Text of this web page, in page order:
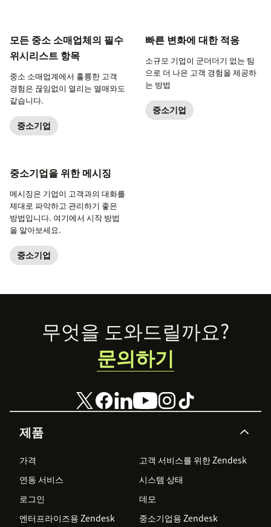
모든 중소 소매업체의 필수
위시리스트 항목
중소 소매업계에서 훌륭한 고객
경험은 끊임없이 열리는 열매와도
같습니다.
중소기업
빠른 변화에 대한 적응
소규모 기업이 군더더기 없는 팀
으로 더 나은 고객 경험을 제공하
는 방법
중소기업
중소기업을 위한 메시징
메시징은 기업이 고객과의 대화를
제대로 파악하고 관리하기 좋은
방법입니다. 여기에서 시작 방법
을 알아보세요.
중소기업
Footer
제품
가격
고객 서비스를 위한 Zendesk
연동 서비스
시스템 상태
로그인
데모
엔터프라이즈용 Zendesk
중소기업용 Zendesk
무엇을 도와드릴까요?
문의하기